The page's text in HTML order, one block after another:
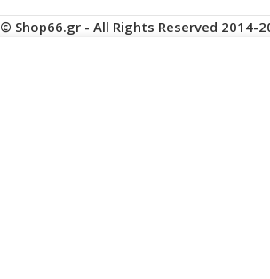
© Shop66.gr - All Rights Reserved 2014-